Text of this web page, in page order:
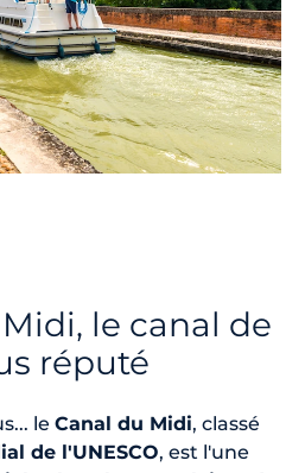
le canal de
réputé
le Canal du Midi, classé
de l'UNESCO, est l'une